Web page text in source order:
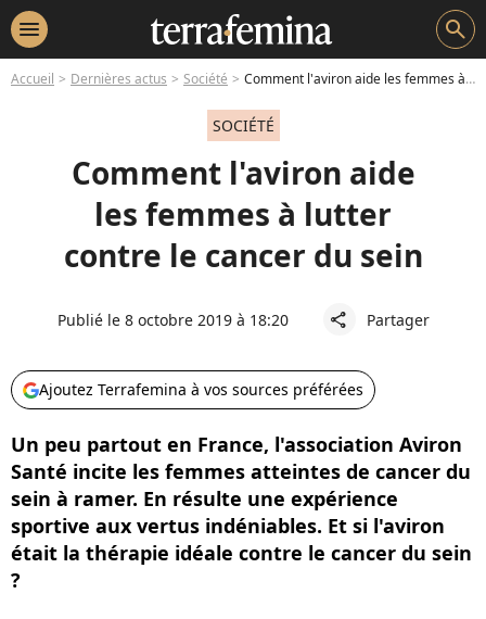
menu search
Accueil Dernières actus Société Comment l'aviron aide les femmes à lutter contre le cancer du sein
SOCIÉTÉ
Comment l'aviron aide
les femmes à lutter
contre le cancer du sein
Publié le 8 octobre 2019 à 18:20 share Partager
Ajoutez Terrafemina à vos sources préférées
Un peu partout en France, l'association Aviron
Santé incite les femmes atteintes de cancer du
sein à ramer. En résulte une expérience
sportive aux vertus indéniables. Et si l'aviron
était la thérapie idéale contre le cancer du sein
?